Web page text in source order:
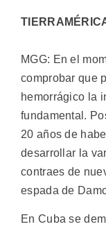
MGG: En el
comprobar que
hemorrágico la
fundamental.
20 años de
desarrollar la
contraes de
espada de
En Cuba se